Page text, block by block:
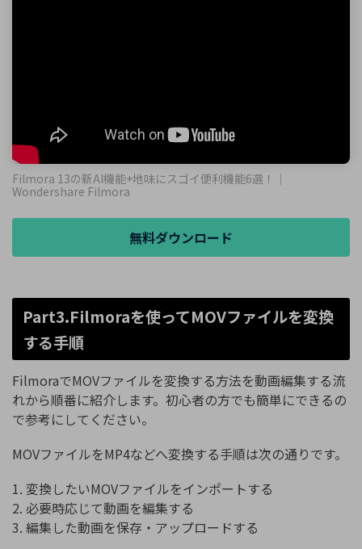
Filmora 13の新AI機能+地味にスゴイ便利機能6選！｜
Wondershare Filmora
無料ダウンロード
Part3.Filmoraを使ってMOVファイルを変換
する手順
FilmoraでMOVファイルを変換する方法を動画編集する流
れから順番に紹介します。初心者の方でも簡単にできるの
で参考にしてください。
MOVファイルをMP4などへ変換する手順は次の通りです。
1. 変換したいMOVファイルをインポートする
2. 必要時応じて動画を編集する
3. 編集した動画を保存・アップロードする